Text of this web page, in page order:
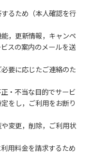
るため（本人確認を行
，更新情報，キャンペ
スの案内のメールを送
要に応じたご連絡のた
・不当な目的でサービ
をし，ご利用をお断り
変更，削除，ご利用状
用料金を請求するため